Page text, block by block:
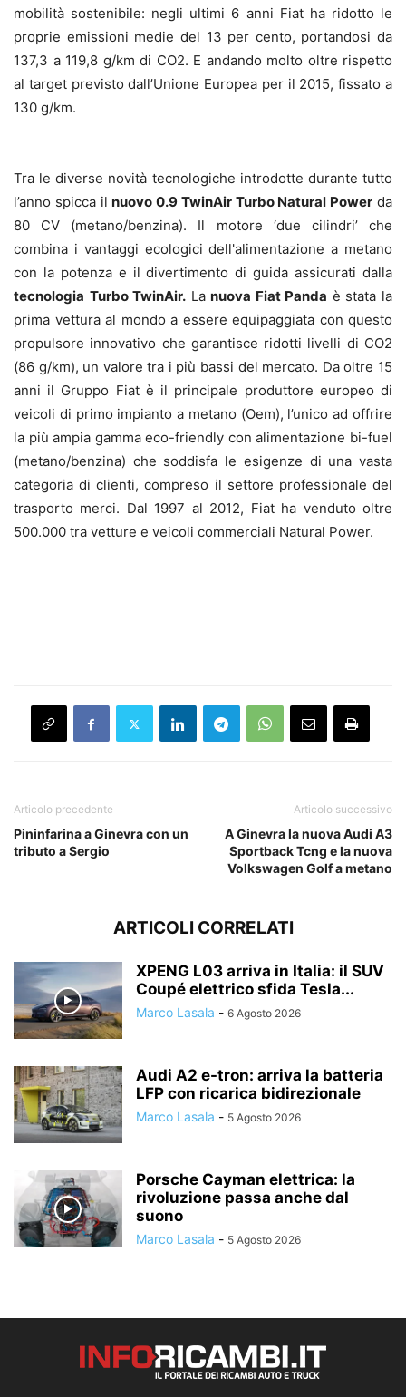
mobilità sostenibile: negli ultimi 6 anni Fiat ha ridotto le
proprie emissioni medie del 13 per cento, portandosi da
137,3 a 119,8 g/km di CO2. E andando molto oltre rispetto
al target previsto dall’Unione Europea per il 2015, fissato a
130 g/km.
Tra le diverse novità tecnologiche introdotte durante tutto
l’anno spicca ilnuovo 0.9 TwinAir Turbo Natural Power da
80 CV (metano/benzina). Il motore ‘due cilindri’ che
combina i vantaggi ecologici dell'alimentazione a metano
con la potenza e il divertimento di guida assicurati dalla
tecnologia Turbo TwinAir. Lanuova Fiat Panda è stata la
prima vettura al mondo a essere equipaggiata con questo
propulsore innovativo che garantisce ridotti livelli di CO2
(86 g/km), un valore tra i più bassi del mercato. Da oltre 15
anni il Gruppo Fiat è il principale produttore europeo di
veicoli di primo impianto a metano (Oem), l’unico ad offrire
la più ampia gamma eco-friendly con alimentazione bi-fuel
(metano/benzina) che soddisfa le esigenze di una vasta
categoria di clienti, compreso il settore professionale del
trasporto merci. Dal 1997 al 2012, Fiat ha venduto oltre
500.000 tra vetture e veicoli commerciali Natural Power.
Articolo precedente
Pininfarina a Ginevra con un
tributo a Sergio
Articolo successivo
A Ginevra la nuova Audi A3
Sportback Tcng e la nuova
Volkswagen Golf a metano
ARTICOLI CORRELATI
XPENG L03 arriva in Italia: il SUV
Coupé elettrico sfida Tesla...
Marco Lasala - 6 Agosto 2026
Audi A2 e-tron: arriva la batteria
LFP con ricarica bidirezionale
Marco Lasala - 5 Agosto 2026
Porsche Cayman elettrica: la
rivoluzione passa anche dal
suono
Marco Lasala - 5 Agosto 2026